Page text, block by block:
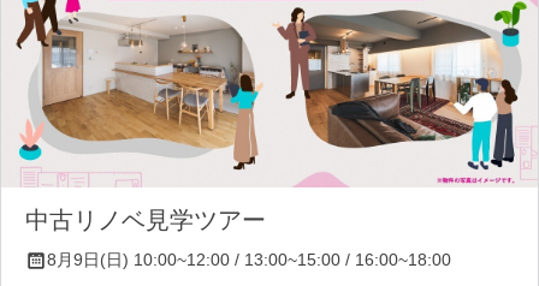
中古リノベ見学ツアー
8月9日(日) 10:00~12:00 / 13:00~15:00 / 16:00~18:00